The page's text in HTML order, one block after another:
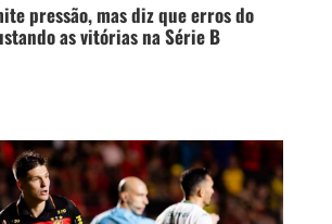
pressão, mas diz que erros do
as vitórias na Série B